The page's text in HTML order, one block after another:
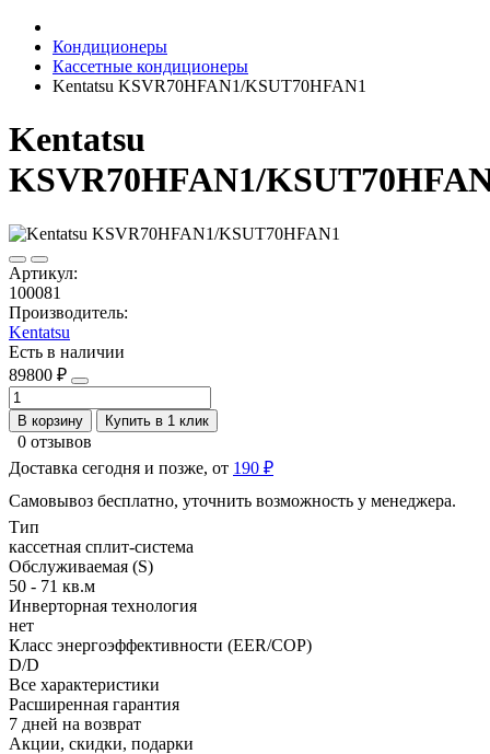
Кондиционеры
Кассетные кондиционеры
Kentatsu KSVR70HFAN1/KSUT70HFAN1
Kentatsu
KSVR70HFAN1/
Артикул:
100081
Производитель:
Kentatsu
Есть в наличии
89800 ₽
В корзину Купить в 1 клик
0 отзывов
Доставка сегодня и позже, от 190 ₽
Самовывоз бесплатно, уточнить возможность у менеджера.
Тип
кассетная сплит-система
Обслуживаемая (S)
50 - 71 кв.м
Инверторная технология
нет
Класс энергоэффективности (EER/COP)
D/D
Все характеристики
Расширенная гарантия
7 дней на возврат
Акции, скидки, подарки